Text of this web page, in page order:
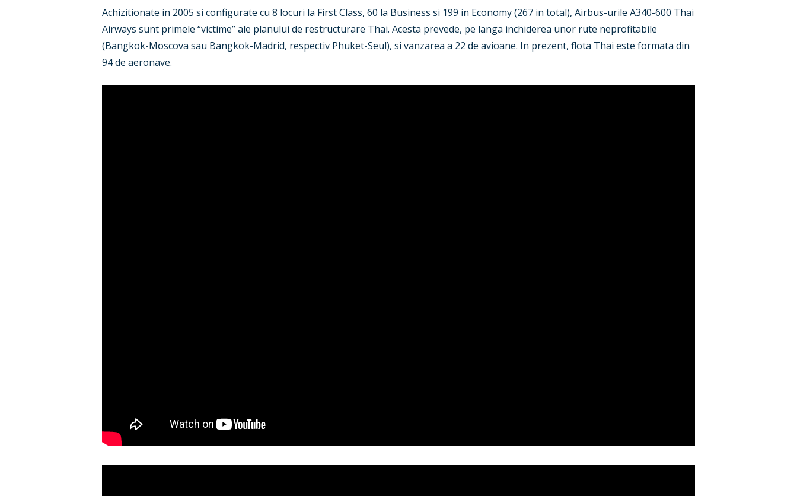
Achizitionate in 2005 si configurate cu 8 locuri la First Class, 60 la Business si 199 in Economy (267 in total), Airbus-urile A340-600 Thai
Airways sunt primele “victime” ale planului de restructurare Thai. Acesta prevede, pe langa inchiderea unor rute neprofitabile
(Bangkok-Moscova sau Bangkok-Madrid, respectiv Phuket-Seul), si vanzarea a 22 de avioane. In prezent, flota Thai este formata din
94 de aeronave.